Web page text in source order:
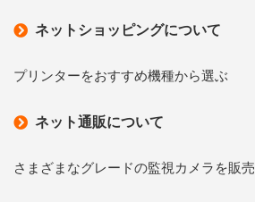
ネットショッピングについて
プリンターをおすすめ機種から選ぶ
ネット通販について
さまざまなグレードの監視カメラを販売